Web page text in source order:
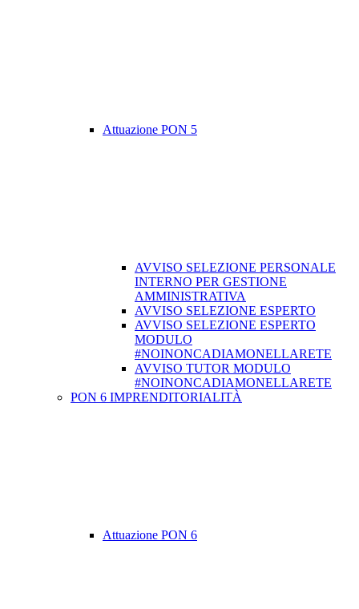
Attuazione PON 5
AVVISO SELEZIONE PERSONALE
INTERNO PER GESTIONE
AMMINISTRATIVA
AVVISO SELEZIONE ESPERTO
AVVISO SELEZIONE ESPERTO
MODULO
#NOINONCADIAMONELLARETE
AVVISO TUTOR MODULO
#NOINONCADIAMONELLARETE
PON 6 IMPRENDITORIALITÀ
Attuazione PON 6